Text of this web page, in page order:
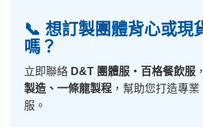
📞 想訂製團體背心或現
嗎？
立即聯絡 D&T 團體服・百格餐飲服
製造、一條龍製程 ，幫助您打造專
服。